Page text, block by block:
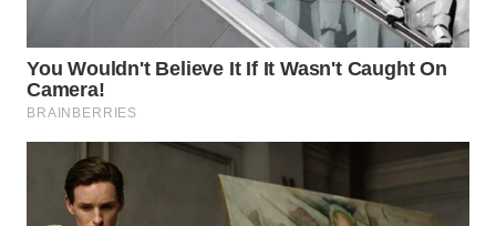
WN
KUNINGAN
WN
MAJALENGKA